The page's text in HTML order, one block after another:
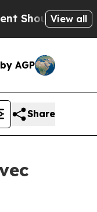
About
View all
AGP
Share